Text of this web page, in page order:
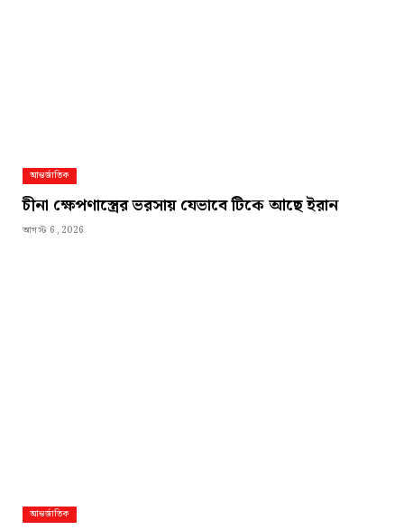
আন্তর্জাতিক
চীনা ক্ষেপণাস্ত্রের ভরসায় যেভাবে টিকে আছে ইরান
আগস্ট 6, 2026
আন্তর্জাতিক